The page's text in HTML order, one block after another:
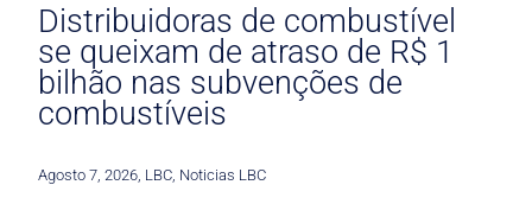
Distribuidoras de combustível
se queixam de atraso de R$ 1
bilhão nas subvenções de
combustíveis
Agosto 7, 2026 LBC Noticias LBC